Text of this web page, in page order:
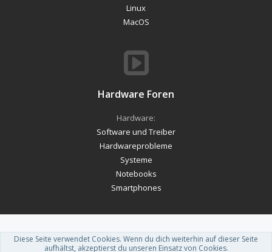
Linux
MacOS
Hardware Foren
Hardware:
Software und Treiber
Hardwareprobleme
Systeme
Notebooks
Smartphones
Forum software by XenForo™-Deutsch von xenDach
Diese Seite verwendet Cookies. Wenn du dich weiterhin auf dieser Seite
aufhältst, akzeptierst du unseren Einsatz von Cookies.